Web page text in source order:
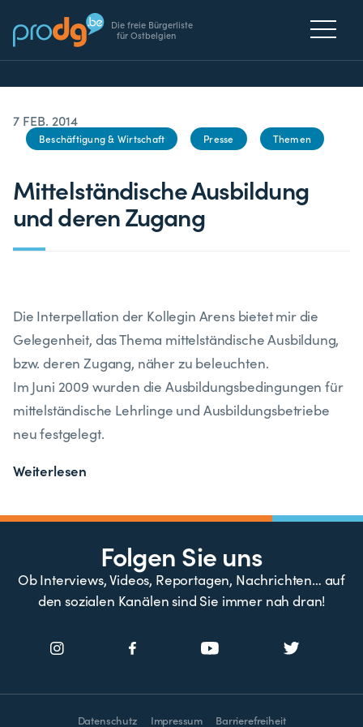
Die freie Bürgerliste
für Ostbelgien
7 FEB. 2014
Beschäftigung & Wirtschaft Presse Themen
Mittelständische Ausbildung
und deren Zugang
Die Interpellation der Kollegin Arens bietet mir die
Gelegenheit, das Thema mittelständische Ausbildung,
bzw. deren Zugang, näher zu beleuchten.
Im Juni 2009 wurden die Ausbildungsbedingungen für
mittelständische Lehrlinge und Ausbildungsbetriebe
neu festgelegt.
Weiterlesen
Folgen Sie uns
Ob Interviews, Videos, Reportagen, Nachrichten… auf
den sozialen Kanälen sind Sie immer nah dran!
Datenschutz Impressum Barrierefreiheit